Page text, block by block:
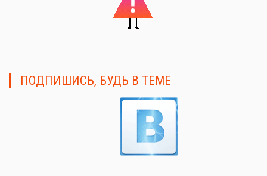
ПОДПИШИСЬ, БУДЬ В ТЕМЕ